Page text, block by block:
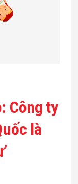
Công ty
là